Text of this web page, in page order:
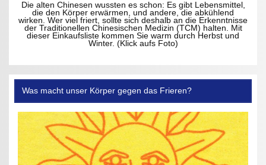
Die alten Chinesen wussten es schon: Es gibt Lebensmittel,
die den Körper erwärmen, und andere, die abkühlend
wirken. Wer viel friert, sollte sich deshalb an die Erkenntnisse
der Traditionellen Chinesischen Medizin (TCM) halten. Mit
dieser Einkaufsliste kommen Sie warm durch Herbst und
Winter. (Klick aufs Foto)
Was macht unser Körper gegen das Frieren?